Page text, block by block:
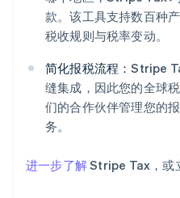
款。该工具支持数百种
税收规则与税率变动。
简化报税流程：Stripe
缝集成，因此您的全球
们的合作伙伴管理您的
务。
进一步了解Stripe Tax，或
阿联酋
爱尔兰
English
爱沙尼亚
English
澳大利亚